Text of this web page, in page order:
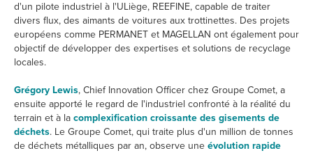
d'un pilote industriel à l'ULiège, REEFINE, capable de traiter
divers flux, des aimants de voitures aux trottinettes. Des projets
européens comme PERMANET et MAGELLAN ont également pour
objectif de développer des expertises et solutions de recyclage
locales.
Grégory Lewis, Chief Innovation Officer chez Groupe Comet, a
ensuite apporté le regard de l'industriel confronté à la réalité du
terrain et à la complexification croissante des gisements de
déchets. Le Groupe Comet, qui traite plus d'un million de tonnes
de déchets métalliques par an, observe une évolution rapide